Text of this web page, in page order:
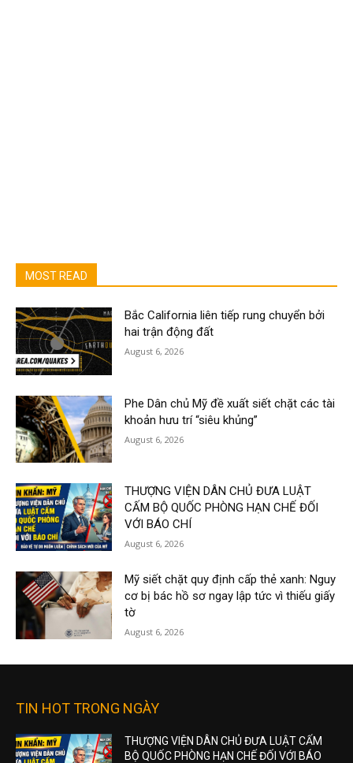
MOST READ
Bắc California liên tiếp rung chuyển bởi
hai trận động đất
August 6, 2026
Phe Dân chủ Mỹ đề xuất siết chặt các tài
khoản hưu trí “siêu khủng”
August 6, 2026
THƯỢNG VIỆN DÂN CHỦ ĐƯA LUẬT
CẤM BỘ QUỐC PHÒNG HẠN CHẾ ĐỐI
VỚI BÁO CHÍ
August 6, 2026
Mỹ siết chặt quy định cấp thẻ xanh: Nguy
cơ bị bác hồ sơ ngay lập tức vì thiếu giấy
tờ
August 6, 2026
TIN HOT TRONG NGÀY
THƯỢNG VIỆN DÂN CHỦ ĐƯA LUẬT CẤM
BỘ QUỐC PHÒNG HẠN CHẾ ĐỐI VỚI BÁO